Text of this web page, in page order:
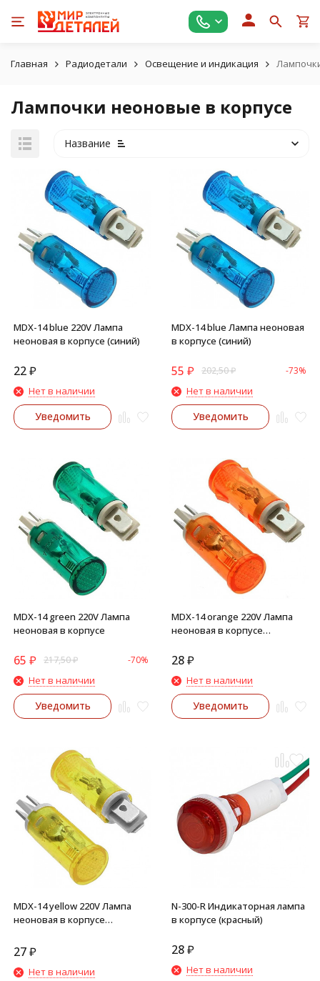
Главная Радиодетали Освещение и индикация
Лампочки неоновые в корпусе
Название
MDX-14 blue 220V Лампа
неоновая в корпусе (синий)
22₽
Нет в наличии
Уведомить
MDX-14 blue Лампа неоновая
в корпусе (синий)
55 ₽ 202,50₽ -73%
Нет в наличии
Уведомить
MDX-14 green 220V Лампа
неоновая в корпусе
65 ₽ 217,50₽ -70%
Нет в наличии
Уведомить
MDX-14 orange 220V Лампа
неоновая в корпусе
28₽
Нет в наличии
Уведомить
MDX-14 yellow 220V Лампа
неоновая в корпусе
27₽
Нет в наличии
N-300-R Индикаторная лампа
в корпусе (красный)
28₽
Нет в наличии